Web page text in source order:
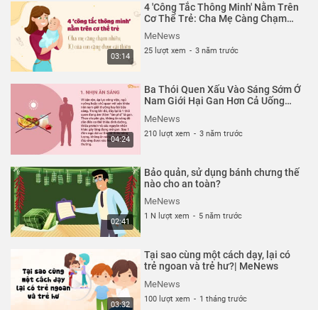
Thể loại :BÀI HỌC CUỘC SỐNG
03:14
4 'Công Tắc Thông Minh' Nằm Trên
Cơ Thể Trẻ: Cha Mẹ Càng Chạm
Thiện| MeNews
MeNews
25 lượt xem - 3 năm trước
04:24
Ba Thói Quen Xấu Vào Sáng Sớm Ở
Nam Giới Hại Gan Hơn Cả Uống
MeNews
210 lượt xem - 3 năm trước
02:41
Bảo quản, sử dụng bánh chưng thế
nào cho an toàn?
MeNews
1 N lượt xem - 5 năm trước
03:32
Tại sao cùng một cách dạy, lại có
trẻ ngoan và trẻ hư?| MeNews
MeNews
100 lượt xem - 1 tháng trước